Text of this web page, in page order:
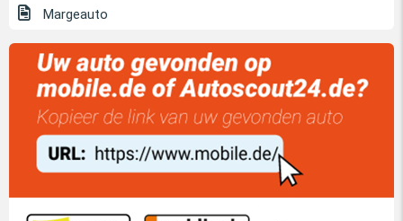
Margeauto